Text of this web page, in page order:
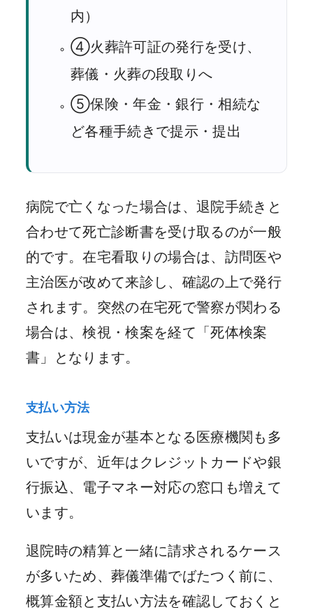
内）
④火葬許可証の発行を受け、
葬儀・火葬の段取りへ
⑤保険・年金・銀行・相続な
ど各種手続きで提示・提出
病院で亡くなった場合は、退院手続きと
合わせて死亡診断書を受け取るのが一般
的です。在宅看取りの場合は、訪問医や
主治医が改めて来診し、確認の上で発行
されます。突然の在宅死で警察が関わる
場合は、検視・検案を経て「死体検案
書」となります。
支払い方法
支払いは現金が基本となる医療機関も多
いですが、近年はクレジットカードや銀
行振込、電子マネー対応の窓口も増えて
います。
退院時の精算と一緒に請求されるケース
が多いため、葬儀準備でばたつく前に、
概算金額と支払い方法を確認しておくと